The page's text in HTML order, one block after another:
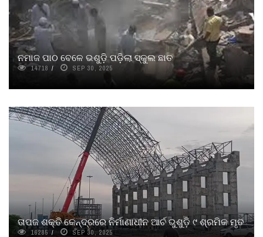
ନମାଜ ପାଠ ବେଳେ ଭଶୁଡ଼ି ପଡ଼ିଲା ସ୍କୁଲ ଛାତ
14718 SEP 30, 2025
ତାପଜ ଶକ୍ତି କେନ୍ଦ୍ରରେ ନିର୍ମାଣାଧୀନ ଆର୍ଚ ଭୁଶୁଡ଼ି ୯ ଶ୍ରମିକ ମୃତ
16285 SEP 30, 2025